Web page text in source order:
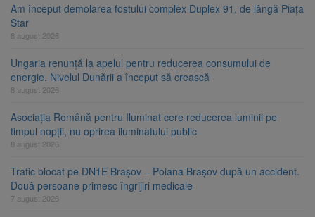
Am început demolarea fostului complex Duplex 91, de lângă Piața
Star
8 august 2026
Ungaria renunță la apelul pentru reducerea consumului de
energie. Nivelul Dunării a început să crească
8 august 2026
Asociația Română pentru Iluminat cere reducerea luminii pe
timpul nopții, nu oprirea iluminatului public
8 august 2026
Trafic blocat pe DN1E Brașov – Poiana Brașov după un accident.
Două persoane primesc îngrijiri medicale
7 august 2026